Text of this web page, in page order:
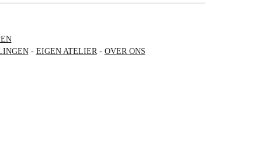
- EIGEN ATELIER- OVER ONS